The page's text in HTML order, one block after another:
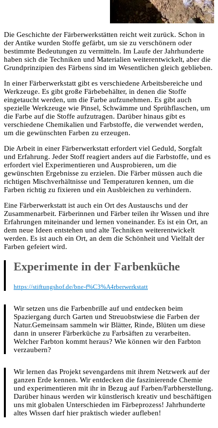
Die Geschichte der Färberwerkstätten reicht weit zurück. Schon in
der Antike wurden Stoffe gefärbt, um sie zu verschönern oder
bestimmte Bedeutungen zu vermitteln. Im Laufe der Jahrhunderte
haben sich die Techniken und Materialien weiterentwickelt, aber die
Grundprinzipien des Färbens sind im Wesentlichen gleich geblieben.
In einer Färberwerkstatt gibt es verschiedene Arbeitsbereiche und
Werkzeuge. Es gibt große Färbebehälter, in denen die Stoffe
eingetaucht werden, um die Farbe aufzunehmen. Es gibt auch
spezielle Werkzeuge wie Pinsel, Schwämme und Sprühflaschen, um
die Farbe auf die Stoffe aufzutragen. Darüber hinaus gibt es
verschiedene Chemikalien und Farbstoffe, die verwendet werden,
um die gewünschten Farben zu erzeugen.
Die Arbeit in einer Färberwerkstatt erfordert viel Geduld, Sorgfalt
und Erfahrung. Jeder Stoff reagiert anders auf die Farbstoffe, und es
erfordert viel Experimentieren und Ausprobieren, um die
gewünschten Ergebnisse zu erzielen. Die Färber müssen auch die
richtigen Mischverhältnisse und Temperaturen kennen, um die
Farben richtig zu fixieren und ein Ausbleichen zu verhindern.
Eine Färberwerkstatt ist auch ein Ort des Austauschs und der
Zusammenarbeit. Färberinnen und Färber teilen ihr Wissen und ihre
Erfahrungen miteinander und lernen voneinander. Es ist ein Ort, an
dem neue Ideen entstehen und alte Techniken weiterentwickelt
werden. Es ist auch ein Ort, an dem die Schönheit und Vielfalt der
Farben gefeiert wird.
Experimente in der Farbenküche
https://stiftungshof.de/bne-f%C3%A4rberwerkstatt
Wir setzen uns die Farbenbrille auf und entdecken beim
Spaziergang durch Garten und Streuobstwiese die Farben der
Natur.Gemeinsam sammeln wir Blätter, Rinde, Blüten um diese
dann in unserer Färberküche zu Farbsäften zu verarbeiten.
Welcher Farbton kommt heraus? Wie können wir den Farbton
verzaubern?
Wir lernen das Projekt sevengardens mit ihrem Netzwerk auf der
ganzen Erde kennen. Wir entdecken die faszinierende Chemie
und experimentieren mit ihr in Bezug auf Farben/Farbherstellung.
Darüber hinaus werden wir künstlerisch kreativ und beschäftigen
uns mit globalen Unterschieden im Färbeprozess! Jahrhunderte
altes Wissen darf hier praktisch wieder aufleben!